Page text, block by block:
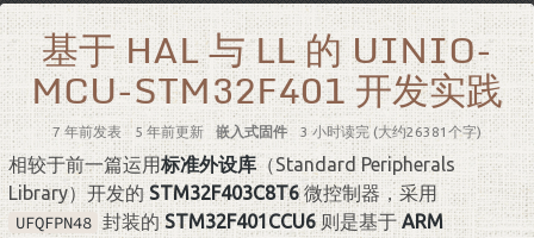
7 年前发表 5 年前更新 嵌入式固件 3 小时读完 (大约26381个字)
基于 HAL 与 LL 的 UINIO-
MCU-STM32F401 开发实践
相较于前一篇运用标准外设库（Standard Peripherals
Library）开发的 STM32F403C8T6微控制器，采用
UFQFPN48 封装的STM32F401CCU6则是基于ARM